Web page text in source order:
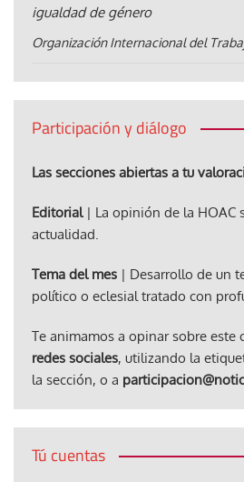
igualdad de género
Organización Internacional del
Participación y diálogo
Las secciones abiertas a tu
Editorial| La opinión de la HOAC
actualidad.
Tema del mes | Desarrollo de un
político o eclesial tratado con
Te animamos a opinar sobre este
redes sociales, utilizando la
la sección, o a
Tú cuentas